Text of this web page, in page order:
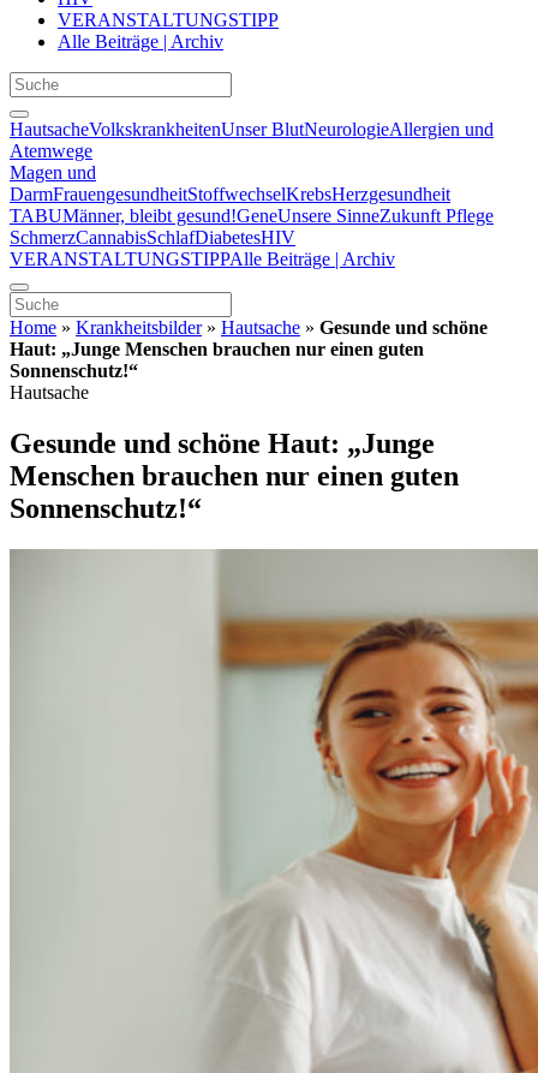
VERANSTALTUNGSTIPP
Alle Beiträge | Archiv
HautsacheVolkskrankheitenUnser BlutNeurologieAllergien und
Atemwege
Magen und
DarmFrauengesundheitStoffwechselKrebsHerzgesundheit
TABUMänner, bleibt gesund!GeneUnsere SinneZukunft Pflege
SchmerzCannabisSchlafDiabetesHIV
VERANSTALTUNGSTIPPAlle Beiträge | Archiv
Home » Krankheitsbilder» Hautsache » Gesunde und schöne
Haut: „Junge Menschen brauchen nur einen guten
Sonnenschutz!“
Hautsache
Gesunde und schöne Haut: „Junge
Menschen brauchen nur einen guten
Sonnenschutz!“